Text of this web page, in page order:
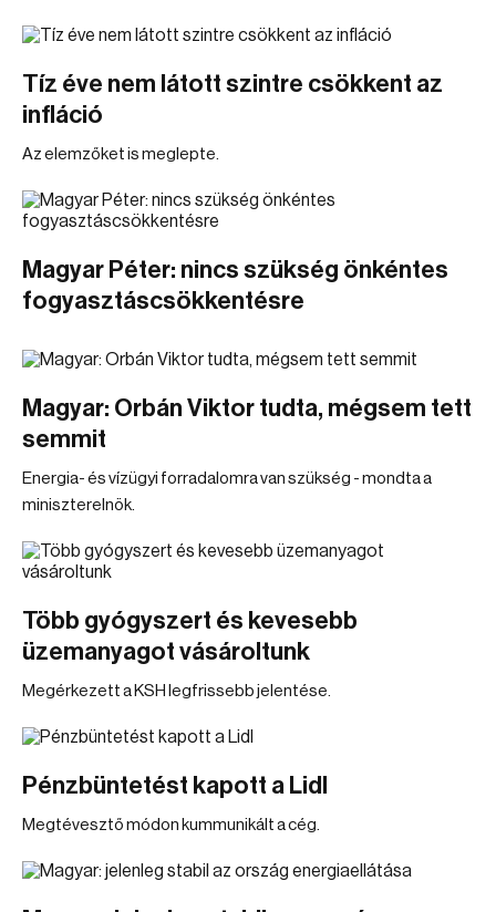
Tíz éve nem látott szintre csökkent az
infláció
Az elemzőket is meglepte.
Magyar Péter: nincs szükség önkéntes
fogyasztáscsökkentésre
Magyar: Orbán Viktor tudta, mégsem tett
semmit
Energia- és vízügyi forradalomra van szükség - mondta a
miniszterelnök.
Több gyógyszert és kevesebb
üzemanyagot vásároltunk
Megérkezett a KSH legfrissebb jelentése.
Pénzbüntetést kapott a Lidl
Megtévesztő módon kummunikált a cég.